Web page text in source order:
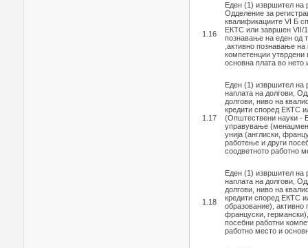
1.16
Еден (1) извршител на
Одделение за
квалификациите VI Б
ЕКТС или завршен VII/1
познавање на еден од
,активно познавање
компетенции утврдени
основна плата во нето
1.17
Еден (1) извршител на
наплата на долгови,
долгови, ниво на
кредити според ЕКТС
(Општествени науки -
управување
унија (англиски,
работење и други
соодветното работно
1.18
Еден (1) извршител на
наплата на долгови,
долгови, ниво на
кредити според ЕКТС
образование), активно
француски,
посебни работни
работно место и